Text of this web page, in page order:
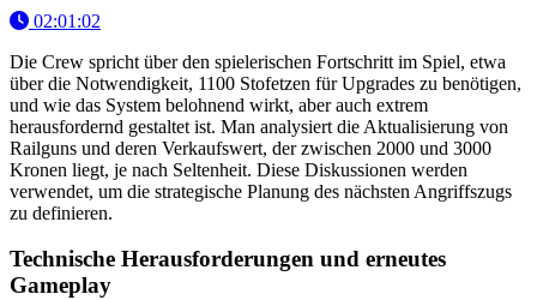
02:01:02
Die Crew spricht über den spielerischen Fortschritt im Spiel, etwa
über die Notwendigkeit, 1100 Stofetzen für Upgrades zu benötigen,
und wie das System belohnend wirkt, aber auch extrem
herausfordernd gestaltet ist. Man analysiert die Aktualisierung von
Railguns und deren Verkaufswert, der zwischen 2000 und 3000
Kronen liegt, je nach Seltenheit. Diese Diskussionen werden
verwendet, um die strategische Planung des nächsten Angriffszugs
zu definieren.
Technische Herausforderungen und erneutes
Gameplay